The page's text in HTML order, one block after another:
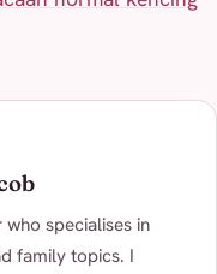
specialises in
family topics. I